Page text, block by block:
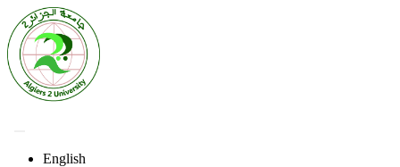
English